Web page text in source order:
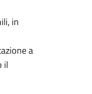
in
a
il